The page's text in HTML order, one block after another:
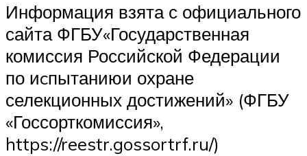
Информация взята с официального
сайта ФГБУ«Государственная
комиссия Российской Федерации
по иcпытаниюи охране
селекционных достижений» (ФГБУ
«Госсорткомиссия»,
https://reestr.gossortrf.ru/)